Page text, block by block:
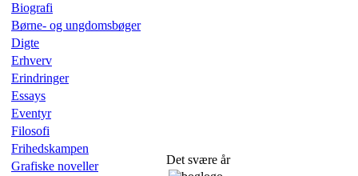
Biografi
Børne- og ungdomsbøger
Digte
Erhverv
Erindringer
Essays
Eventyr
Filosofi
Frihedskampen
Grafiske noveller
Det svære år